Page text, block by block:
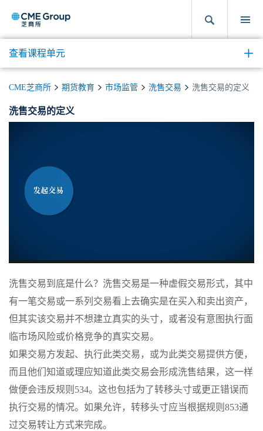
查看课程单元
CME芝商所 期货教育 市场监管 洗售交易 洗售交易的定义
洗售交易的定义
洗售交易到底是什么？洗售交易是一种虚假交易形式，其中
有一笔交易或一系列交易看上去确实是在买入和卖出资产，
但其实该交易并不想建立真实的头寸，或者没有意图执行面
临市场风险或价格竞争的真实交易。
如果交易方发起、执行此类交易，或为此类交易提供方便，
而且他们知道或理应知道此类交易会形成洗售结果，这一样
做便会违反规则534。这也包括为了转移头寸或更正错误而
执行交易的情况。如果允许，转移头寸应当根据规则853通
过交易转让方式来完成。